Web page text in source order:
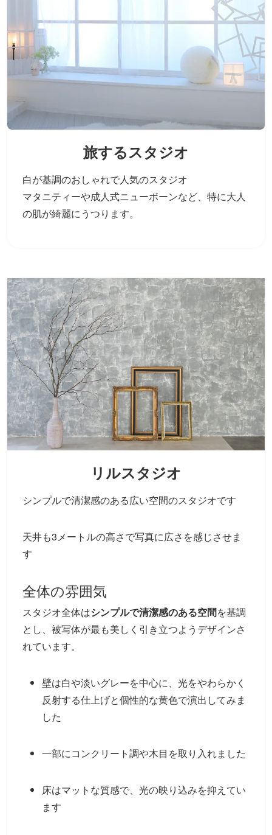
旅するスタジオ
白が基調のおしゃれで人気のスタジオ
マタニティーや成人式ニューボーンなど、 特に大人
の肌が綺麗にうつります。
リルスタジオ
シンプルで清潔感のある広い空間のスタジオです
天井も3メートルの高さで写真に広さを感じさせま
す
全体の雰囲気
スタジオ全体はシンプルで清潔感のある空間を基調
とし、被写体が最も美しく引き立つようデザインさ
れています。
壁は白や淡いグレーを中心に、光をやわらかく
反射する仕上げと個性的な黄色で演出してみま
した
一部にコンクリート調や木目を取り入れました
床はマットな質感で、光の映り込みを抑えてい
ます